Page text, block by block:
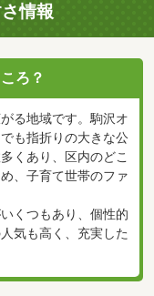
情報
ろ？
る地域です。駒沢オ
も指折りの大きな公
くあり、区内のどこ
、子育て世帯のファ
くつもあり、個性的
気も高く、充実した